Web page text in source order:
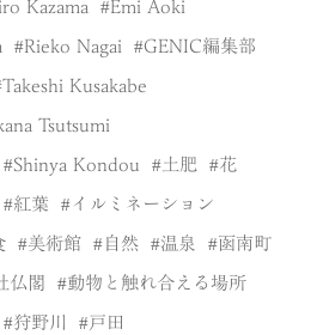
Kazama Emi Aoki
Rieko Nagai GENIC編集部
Takeshi Kusakabe
Tsutsumi
Shinya Kondou 土肥 花
紅葉 イルミネーション
美術館 自然 温泉 函南町
仏閣 動物と触れ合える場所
狩野川 戸田